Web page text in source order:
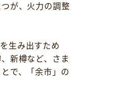
が、火力の調整
生み出すため
新樽など、さま
で、「余市」の